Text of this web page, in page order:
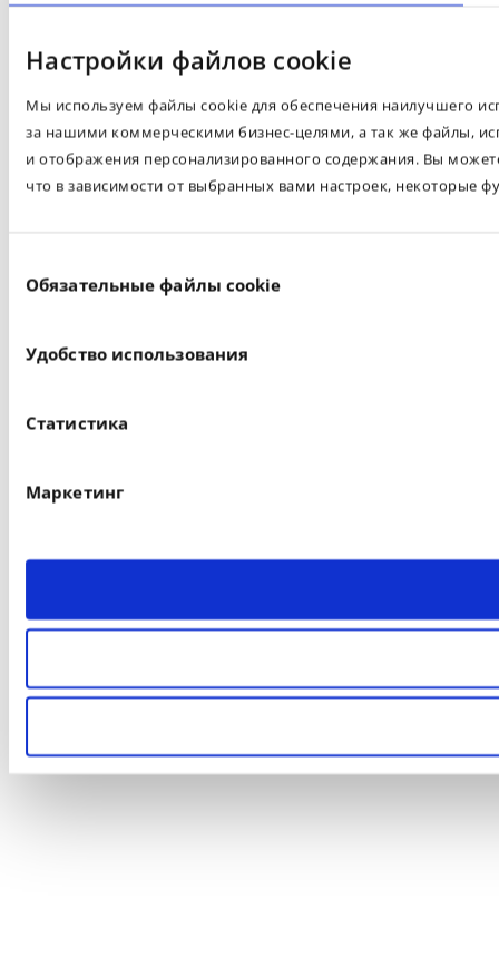
Настройки файлов cookie
Мы используем файлы cookie для обеспечения наилучшего
за нашими коммерческими бизнес-целями, а так же файлы,
и отображения персонализированного содержания. Вы
что в зависимости от выбранных вами настроек, некоторые
согласия
Обязательные файлы cookie
Удобство использования
Статистика
Маркетинг